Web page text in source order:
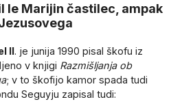
le Marijin častilec, ampak
II. je junija 1990 pisal škofu iz
v knjigi Razmišljanja ob
; v to škofijo kamor spada tudi
Seguyju zapisal tudi: